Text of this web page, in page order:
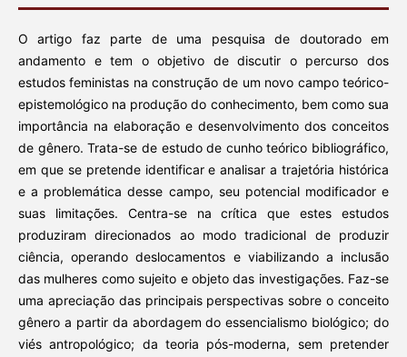
O artigo faz parte de uma pesquisa de doutorado em
andamento e tem o objetivo de discutir o percurso dos
estudos feministas na construção de um novo campo teórico-
epistemológico na produção do conhecimento, bem como sua
importância na elaboração e desenvolvimento dos conceitos
de gênero. Trata-se de estudo de cunho teórico bibliográfico,
em que se pretende identificar e analisar a trajetória histórica
e a problemática desse campo, seu potencial modificador e
suas limitações. Centra-se na crítica que estes estudos
produziram direcionados ao modo tradicional de produzir
ciência, operando deslocamentos e viabilizando a inclusão
das mulheres como sujeito e objeto das investigações. Faz-se
uma apreciação das principais perspectivas sobre o conceito
gênero a partir da abordagem do essencialismo biológico; do
viés antropológico; da teoria pós-moderna, sem pretender